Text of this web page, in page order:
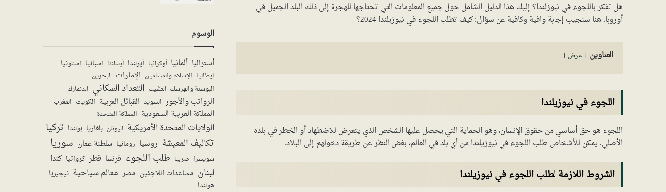
هل تفكر باللجوء في نيوزلندا؟ إليك هذا الدليل الشامل حول جميع المعلومات التي تحتاجها للهجرة إلى ذلك البلد الجميل في
أوروبا، هنا سنجيب إجابة وافية وكافية عن سؤال: كيف تطلب اللجوء في نيوزيلندا 2024؟
العناوين عرض
اللجوء في نيوزيلندا
اللجوء هو حق أساسي من حقوق الإنسان، وهو الحماية التي يحصل عليها الشخص الذي يتعرض للاضطهاد أو الخطر في بلده
الأصلي. يمكن للأشخاص طلب اللجوء في نيوزيلندا من أي بلد في العالم، بغض النظر عن طريقة دخولهم إلى البلاد.
الشروط اللازمة لطلب اللجوء في نيوزيلندا
الوسوم
أستراليا ألمانيا أوكرانيا أيرلندا أيسلندا إسبانيا إستونيا
إيطاليا الإسلام والمسلمين الإمارات البحرين
البوسنة والهرسك التشيك التعداد السكاني الدنمارك
الرواتب والأجور السويد القبائل العربية الكويت المغرب
المملكة العربية السعودية المملكة المتحدة
الولايات المتحدة الأمريكية اليونان بلغاريا بولندا تركيا
تكاليف المعيشة روسيا رومانيا سلطنة عمان سوريا
سويسرا صربيا طلب اللجوء فرنسا قطر كرواتيا كندا
لبنان مساعدات اللاجئين مصر معالم سياحية نيجيريا
هولندا